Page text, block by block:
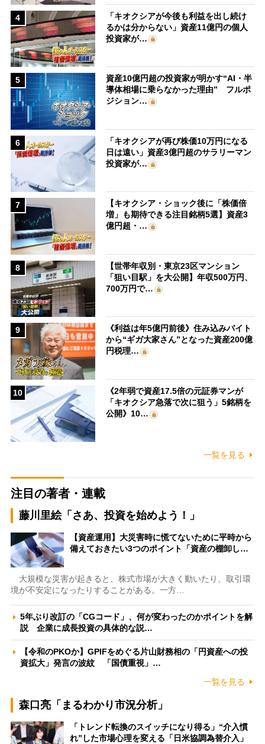
4
「キオクシアが今後も利益を出し続け
るかは分からない」資産11億円の個人
投資家が…
5
資産10億円超の投資家が明かす“AI・半
導体相場に乗らなかった理由” フルポ
ジション…
6
「キオクシアが再び株価10万円になる
日は遠い」資産3億円超のサラリーマン
投資家が…
7
【キオクシア・ショック後に「株価倍
増」も期待できる注目銘柄5選】資産3
億円超・…
8
【世帯年収別・東京23区マンション
「狙い目駅」を大公開】年収500万円、
700万円で…
9
《利益は年5億円前後》住み込みバイト
から“ギガ大家さん”となった資産200億
円税理…
10
《2年弱で資産17.5倍の元証券マンが
「キオクシア急落で次に狙う」5銘柄を
公開》10…
一覧を見る
注目の著者・連載
藤川里絵「さあ、投資を始めよう！」
【資産運用】大災害時に慌てないために平時から
備えておきたい3つのポイント「資産の棚卸し…
大規模な災害が起きると、株式市場が大きく動いたり、取引環
境が不安定になったりすることがある。一方…
5年ぶり改訂の「CGコード」、何が変わったのかポイントを解
説 企業に成長投資の具体的な説…
【令和のPKOか】GPIFをめぐる片山財務相の「円資産への投
資拡大」発言の波紋 「国債重視」…
一覧を見る
森口亮「まるわかり市況分析」
「トレンド転換のスイッチになり得る」“介入慣
れ”した市場心理を変える「日米協調為替介入」